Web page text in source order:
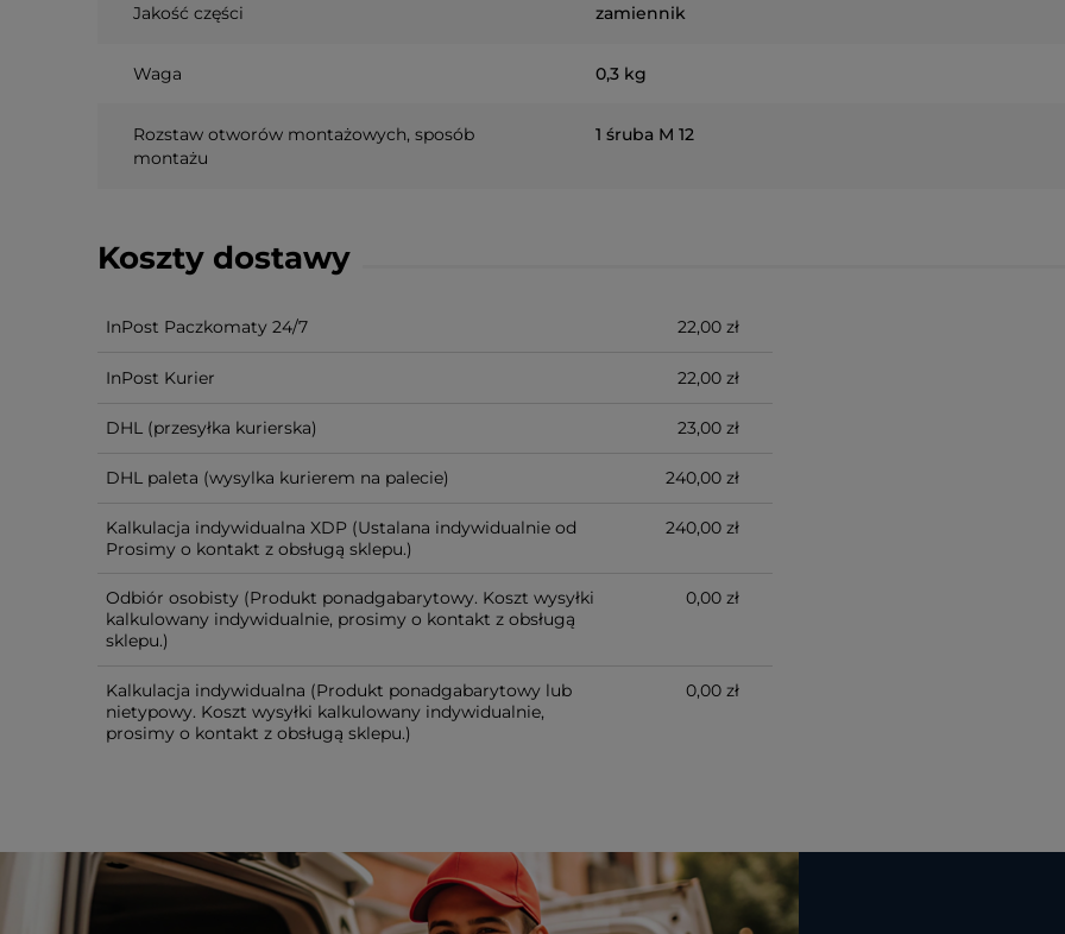
Jakość części zamiennik
Waga 0,3 kg
Rozstaw otworów montażowych, sposób
montażu
1 śruba M 12
Koszty dostawy
InPost Paczkomaty 24/7 22,00 zł
InPost Kurier 22,00 zł
DHL (przesyłka kurierska) 23,00 zł
DHL paleta (wysylka kurierem na palecie) 240,00 zł
Kalkulacja indywidualna XDP (Ustalana indywidualnie od
Prosimy o kontakt z obsługą sklepu.)
240,00 zł
Odbiór osobisty (Produkt ponadgabarytowy. Koszt wysyłki
kalkulowany indywidualnie, prosimy o kontakt z obsługą
sklepu.)
0,00 zł
Kalkulacja indywidualna (Produkt ponadgabarytowy lub
nietypowy. Koszt wysyłki kalkulowany indywidualnie,
prosimy o kontakt z obsługą sklepu.)
0,00 zł